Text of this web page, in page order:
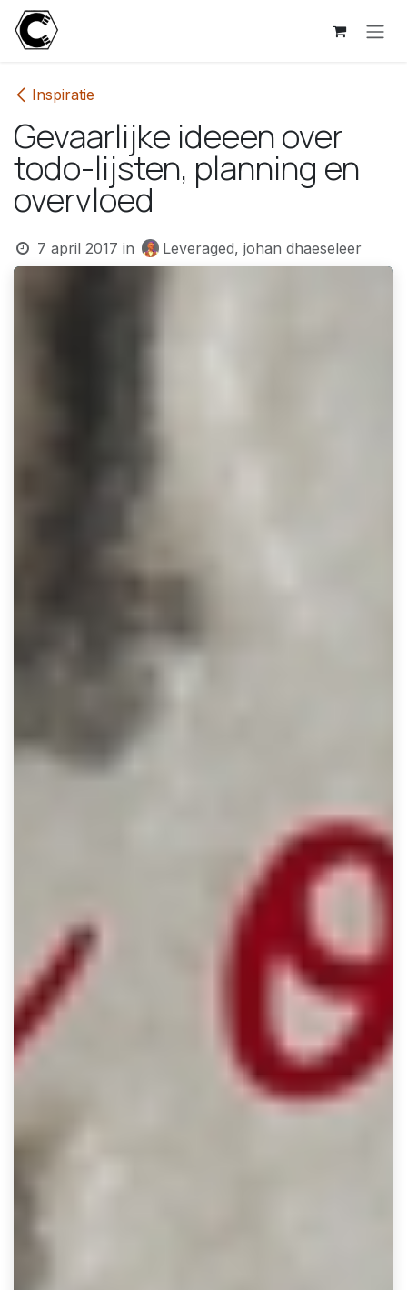
Overslaan naar inhoud
Inspiratie
Gevaarlijke ideeen over
todo-lijsten, planning en
overvloed
7 april 2017 in Leveraged, johan dhaeseleer